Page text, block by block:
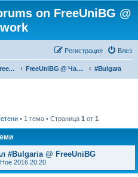
on FreeUniBG @
Влез
Регистрация
Сървър: irc.FreeUniBG.eu FreeUniBG @ Чат канали #Bulgara
• 1 тема • Страница 1 от 1
#Bulgaria @ FreeUniBG
2016 20:20